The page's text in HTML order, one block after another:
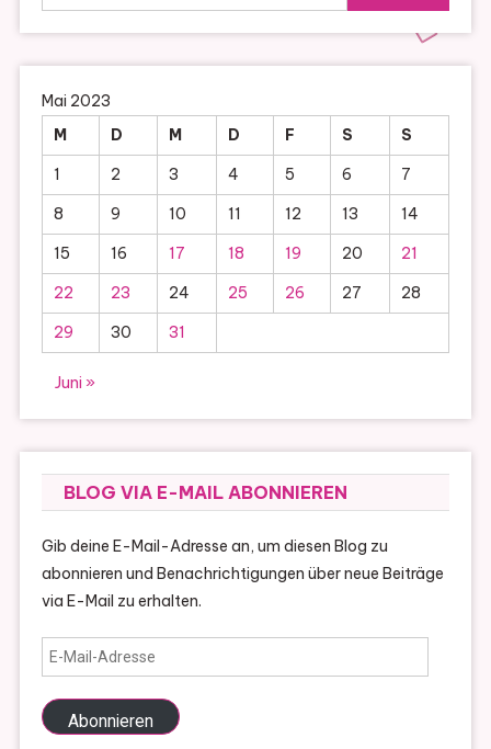
nach:
Mai 2023
M
D M D F S
S
1
2 3 4 5 6
7
8
9 10 11 12 13
14
15
16 17 18 19 20
21
22
23 24 25 26 27
28
29
30 31
Juni »
BLOG VIA E-MAIL ABONNIEREN
Gib deine E-Mail-Adresse an, um diesen Blog zu
abonnieren und Benachrichtigungen über neue Beiträge
via E-Mail zu erhalten.
E-
Mail-
Adresse
Abonnieren